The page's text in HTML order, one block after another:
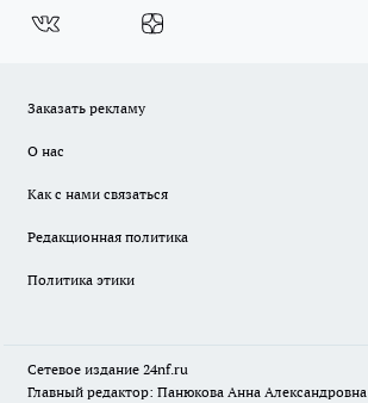
Заказать рекламу
О нас
Как с нами связаться
Редакционная политика
Политика этики
Сетевое издание 24nf.ru
Главный редактор: Панюкова Анна Александровна